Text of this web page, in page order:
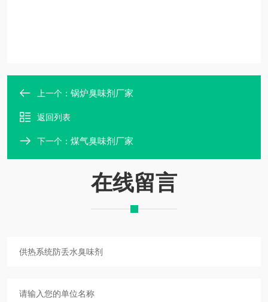
上一个： 锅炉臭味剂厂家
返回列表
下一个： 煤气臭味剂厂家
在线留言